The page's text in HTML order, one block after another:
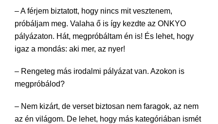
– A férjem biztatott, hogy nincs mit vesztenem,
próbáljam meg. Valaha ő is így kezdte az ONKYO
pályázaton. Hát, megpróbáltam én is! És lehet, hogy
igaz a mondás: aki mer, az nyer!
– Rengeteg más irodalmi pályázat van. Azokon is
megpróbálod?
– Nem kizárt, de verset biztosan nem faragok, az nem
az én világom. De lehet, hogy más kategóriában ismét